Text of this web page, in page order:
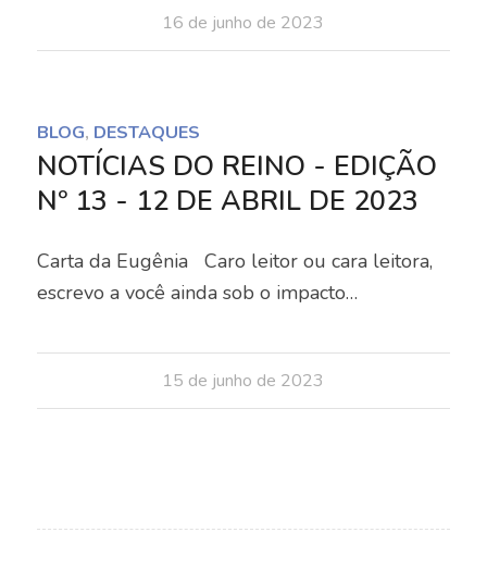
16 de junho de 2023
BLOG, DESTAQUES
NOTÍCIAS DO REINO - EDIÇÃO
Nº 13 - 12 DE ABRIL DE 2023
Carta da Eugênia Caro leitor ou cara leitora,
escrevo a você ainda sob o impacto…
15 de junho de 2023